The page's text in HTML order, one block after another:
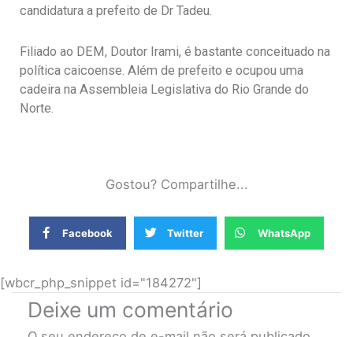
candidatura a prefeito de Dr Tadeu.
Filiado ao DEM, Doutor Irami, é bastante conceituado na
política caicoense. Além de prefeito e ocupou uma
cadeira na Assembleia Legislativa do Rio Grande do
Norte.
Gostou? Compartilhe...
Facebook Twitter WhatsApp
[wbcr_php_snippet id="184272"]
Deixe um comentário